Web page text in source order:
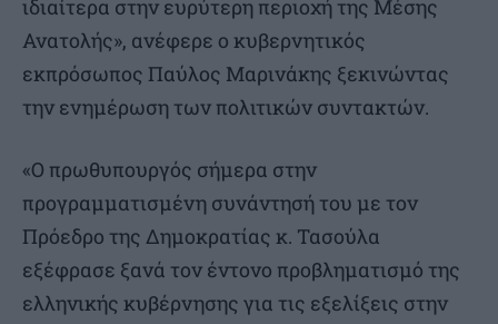
ιδιαίτερα στην ευρύτερη περιοχή της Μέσης
Ανατολής», ανέφερε ο κυβερνητικός
εκπρόσωπος Παύλος Μαρινάκης ξεκινώντας
την ενημέρωση των πολιτικών συντακτών.
«Ο πρωθυπουργός σήμερα στην
προγραμματισμένη συνάντησή του με τον
Πρόεδρο της Δημοκρατίας κ. Τασούλα
εξέφρασε ξανά τον έντονο προβληματισμό της
ελληνικής κυβέρνησης για τις εξελίξεις στην